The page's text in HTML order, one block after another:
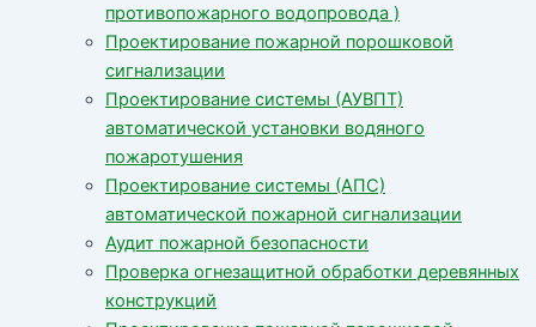
противопожарного водопровода )
Проектирование пожарной порошковой
сигнализации
Проектирование системы (АУВПТ)
автоматической установки водяного
пожаротушения
Проектирование системы (АПС)
автоматической пожарной сигнализации
Аудит пожарной безопасности
Проверка огнезащитной обработки деревянных
конструкций